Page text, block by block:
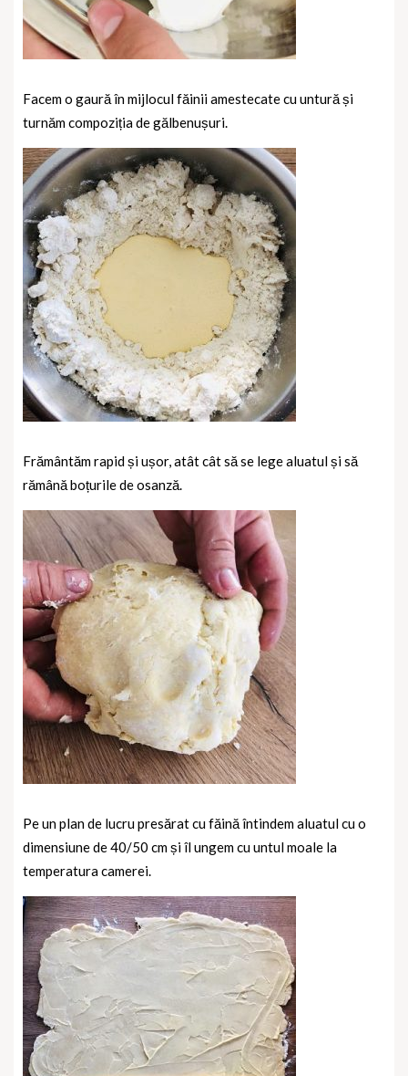
Facem o gaură în mijlocul făinii amestecate cu untură și
turnăm compoziția de gălbenușuri.
Frământăm rapid și ușor, atât cât să se lege aluatul și să
rămână boțurile de osanză.
Pe un plan de lucru presărat cu făină întindem aluatul cu o
dimensiune de 40/50 cm și îl ungem cu untul moale la
temperatura camerei.